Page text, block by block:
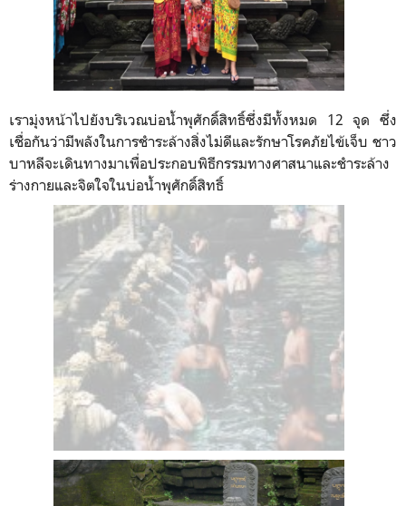
เรามุ่งหน้าไปยังบริเวณบ่อน้ำพุศักดิ์สิทธิ์ซึ่งมีทั้งหมด 12 จุด ซึ่ง
เชื่อกันว่ามีพลังในการชำระล้างสิ่งไม่ดีและรักษาโรคภัยไข้เจ็บ ชาว
บาหลีจะเดินทางมาเพื่อประกอบพิธีกรรมทางศาสนาและชำระล้าง
ร่างกายและจิตใจในบ่อน้ำพุศักดิ์สิทธิ์